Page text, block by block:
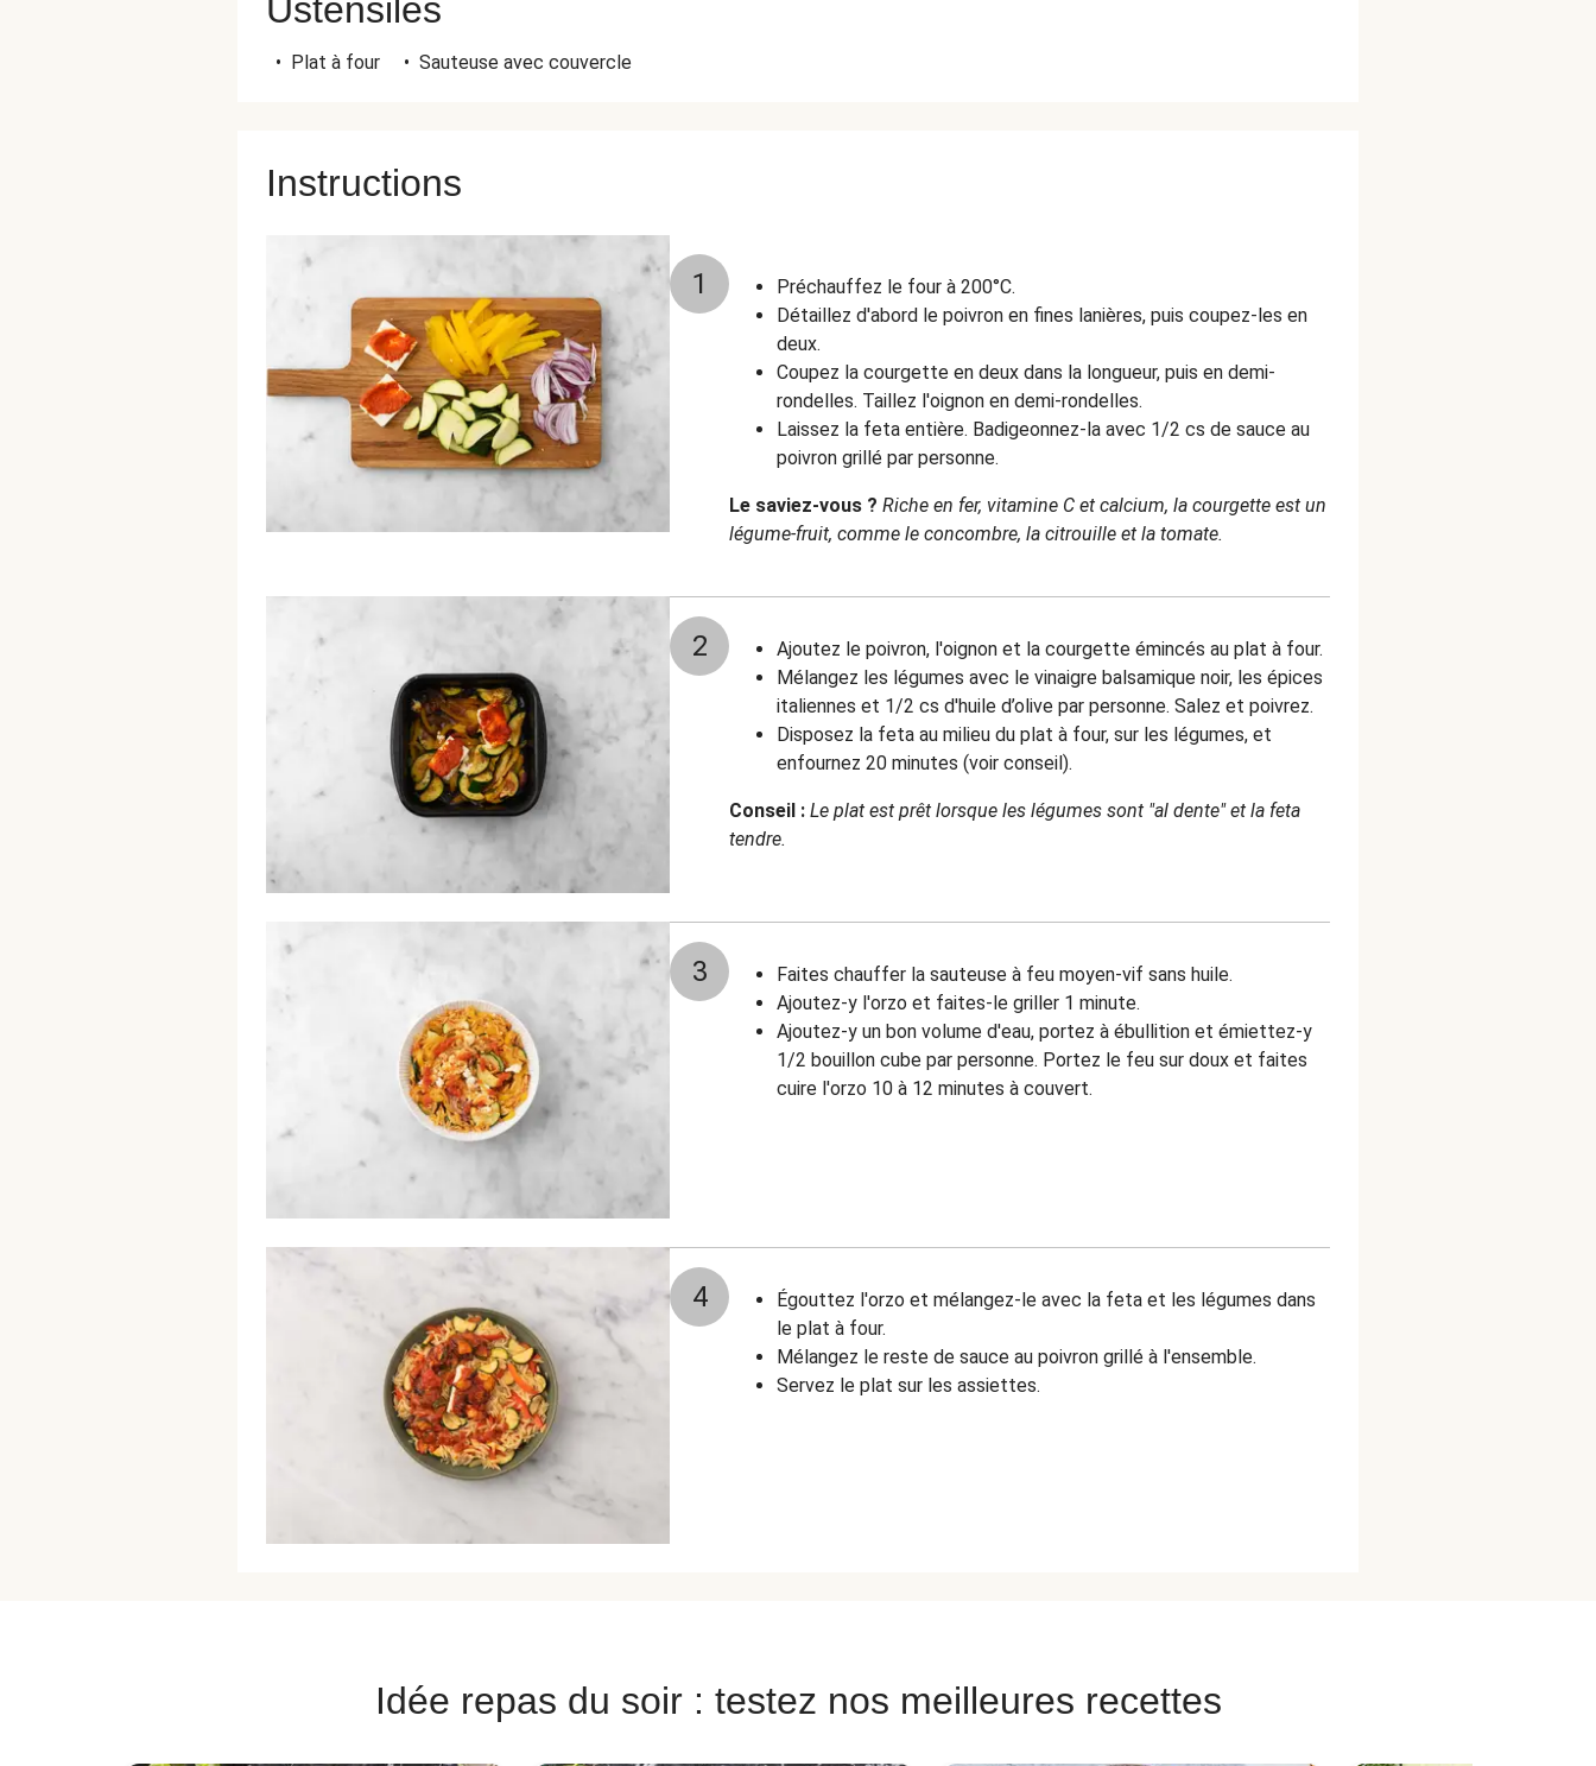
Ustensiles
• Plat à four • Sauteuse avec couvercle
Instructions
1
Préchauffez le four à 200°C.
Détaillez d'abord le poivron en fines lanières, puis coupez-les en
deux.
Coupez la courgette en deux dans la longueur, puis en demi-
rondelles. Taillez l'oignon en demi-rondelles.
Laissez la feta entière. Badigeonnez-la avec 1/2 cs de sauce au
poivron grillé par personne.
Le saviez-vous ? Riche en fer, vitamine C et calcium, la courgette est un
légume-fruit, comme le concombre, la citrouille et la tomate.
2
Ajoutez le poivron, l'oignon et la courgette émincés au plat à four.
Mélangez les légumes avec le vinaigre balsamique noir, les épices
italiennes et 1/2 cs d'huile d’olive par personne. Salez et poivrez.
Disposez la feta au milieu du plat à four, sur les légumes, et
enfournez 20 minutes (voir conseil).
Conseil : Le plat est prêt lorsque les légumes sont "al dente" et la feta
tendre.
3
Faites chauffer la sauteuse à feu moyen-vif sans huile.
Ajoutez-y l'orzo et faites-le griller 1 minute.
Ajoutez-y un bon volume d'eau, portez à ébullition et émiettez-y
1/2 bouillon cube par personne. Portez le feu sur doux et faites
cuire l'orzo 10 à 12 minutes à couvert.
4
Égouttez l'orzo et mélangez-le avec la feta et les légumes dans
le plat à four.
Mélangez le reste de sauce au poivron grillé à l'ensemble.
Servez le plat sur les assiettes.
Idée repas du soir : testez nos meilleures recettes